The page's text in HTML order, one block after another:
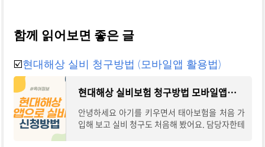
함께 읽어보면 좋은 글
☑️현대해상 실비 청구방법 (모바일앱 활용법)
현대해상 실비보험 청구방법 모바일앱으 신청하는 방법
안녕하세요 아기를 키우면서 태아보험을 처음 가
입해 보고 실비 청구도 처음해 봤어요. 담당자한테